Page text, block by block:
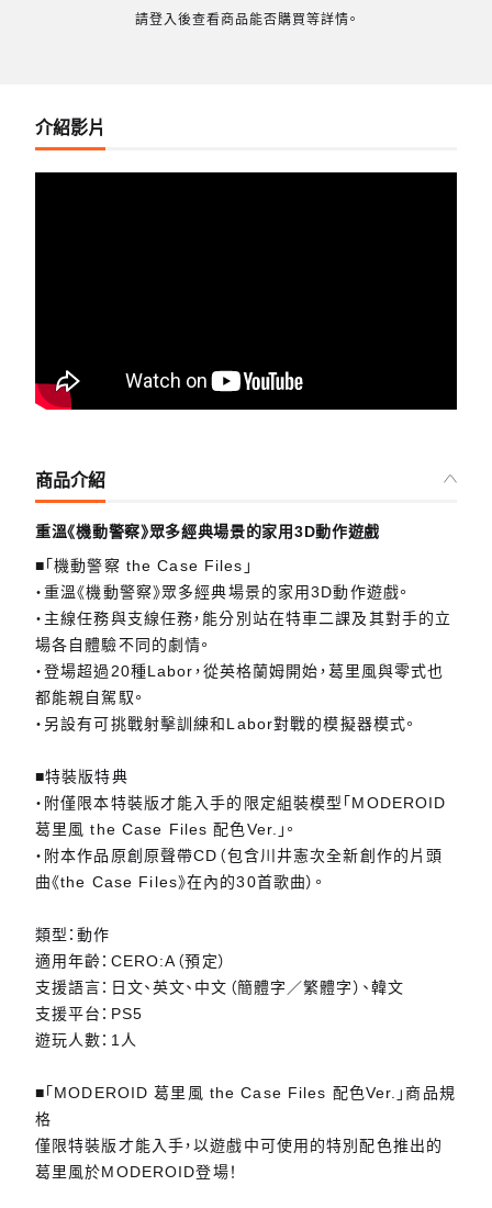
請登入後查看商品能否購買等詳情。
介紹影片
商品介紹
重溫《機動警察》眾多經典場景的家用3D動作遊戲
■「機動警察 the Case Files」
・重溫《機動警察》眾多經典場景的家用3D動作遊戲。
・主線任務與支線任務，能分別站在特車二課及其對手的立
場各自體驗不同的劇情。
・登場超過20種Labor，從英格蘭姆開始，葛里風與零式也
都能親自駕馭。
・另設有可挑戰射擊訓練和Labor對戰的模擬器模式。
■特裝版特典
・附僅限本特裝版才能入手的限定組裝模型「MODEROID
葛里風 the Case Files 配色Ver.」。
・附本作品原創原聲帶CD（包含川井憲次全新創作的片頭
曲《the Case Files》在內的30首歌曲）。
類型：動作
適用年齡：CERO:A（預定）
支援語言：日文、英文、中文（簡體字／繁體字）、韓文
支援平台：PS5
遊玩人數：1人
■「MODEROID 葛里風 the Case Files 配色Ver.」商品規
格
僅限特裝版才能入手，以遊戲中可使用的特別配色推出的
葛里風於MODEROID登場！